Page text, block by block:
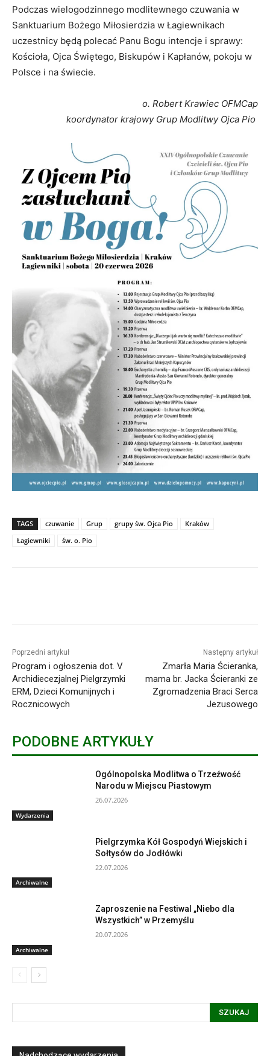
Podczas wielogodzinnego modlitewnego czuwania w
Sanktuarium Bożego Miłosierdzia w Łagiewnikach
uczestnicy będą polecać Panu Bogu intencje i sprawy:
Kościoła, Ojca Świętego, Biskupów i Kapłanów, pokoju w
Polsce i na świecie.
o. Robert Krawiec OFMCap
koordynator krajowy Grup Modlitwy Ojca Pio
TAGS czuwanie Grup grupy św. Ojca Pio
Kraków
Łagiewniki
św. o. Pio
Poprzedni artykuł
Program i ogłoszenia dot. V
Archidiecezjalnej Pielgrzymki
ERM, Dzieci Komunijnych i
Rocznicowych
Następny artykuł
Zmarła Maria Ścieranka,
mama br. Jacka Ścieranki ze
Zgromadzenia Braci Serca
Jezusowego
PODOBNE ARTYKUŁY
Wydarzenia
Ogólnopolska Modlitwa o Trzeźwość
Narodu w Miejscu Piastowym
26.07.2026
Archiwalne
Pielgrzymka Kół Gospodyń Wiejskich i
Sołtysów do Jodłówki
22.07.2026
Archiwalne
Zaproszenie na Festiwal „Niebo dla
Wszystkich” w Przemyślu
20.07.2026
SZUKAJ